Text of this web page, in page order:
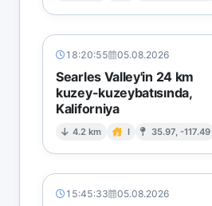
18:20:55 05.08.2026
Searles Valley'in 24 km
kuzey-kuzeybatısında,
Kaliforniya
4.2 km I 35.97, -117.49
15:45:33 05.08.2026